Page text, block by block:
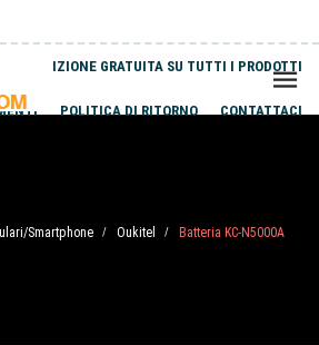
SPEDIZIONE GRATUITA SU TUTTI I PRODOTTI
POLITICA DI RITORNO CONTATTACI
Smartphone / Oukitel / Batteria KC-N5000A